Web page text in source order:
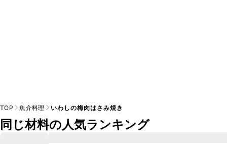
TOP 魚介料理 いわしの梅肉はさみ焼き
同じ材料の人気ランキング